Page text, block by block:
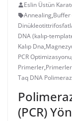
Eslin Üstün
Annealing,Buffer
DNA (kalıp-
Kalıp Dna,
PCR Optimizasyonu,
Primerler,
Taq DNA Polimeraz
(PCR)